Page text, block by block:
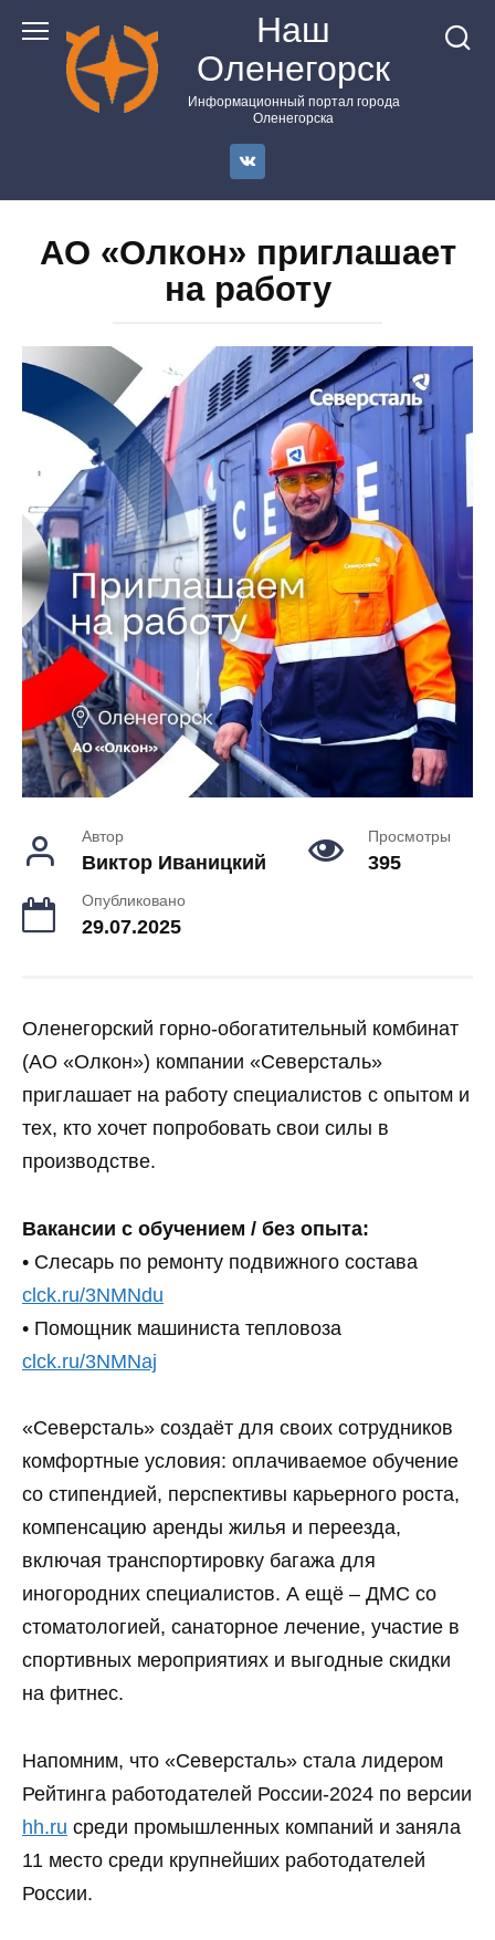
контенту
Наш
Оленегорск
Информационный портал города
Оленегорска
АО «Олкон» приглашает
на работу
Автор
Виктор Иваницкий
Просмотры
395
Опубликовано
29.07.2025
Оленегорский горно-обогатительный комбинат
(АО «Олкон») компании «Северсталь»
приглашает на работу специалистов с опытом и
тех, кто хочет попробовать свои силы в
производстве.
Вакансии с обучением / без опыта:
• Слесарь по ремонту подвижного состава
clck.ru/3NMNdu
• Помощник машиниста тепловоза
clck.ru/3NMNaj
«Северсталь» создаёт для своих сотрудников
комфортные условия: оплачиваемое обучение
со стипендией, перспективы карьерного роста,
компенсацию аренды жилья и переезда,
включая транспортировку багажа для
иногородних специалистов. А ещё – ДМС со
стоматологией, санаторное лечение, участие в
спортивных мероприятиях и выгодные скидки
на фитнес.
Напомним, что «Северсталь» стала лидером
Рейтинга работодателей России-2024 по версии
hh.ru среди промышленных компаний и заняла
11 место среди крупнейших работодателей
России.